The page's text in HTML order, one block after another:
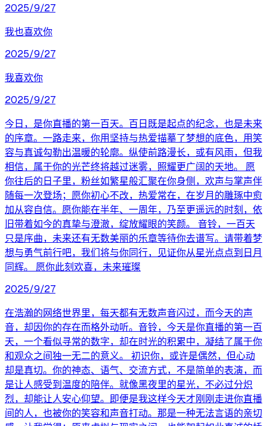
2025/9/27
我也喜欢你
2025/9/27
我喜欢你
2025/9/27
今日，是你直播的第一百天。百日既是起点的纪念，也是未来
的序章。一路走来，你用坚持与热爱描摹了梦想的底色，用笑
容与真诚勾勒出温暖的轮廓。纵使前路漫长，或有风雨，但我
相信，属于你的光芒终将越过迷雾，照耀更广阔的天地。 愿
你往后的日子里，粉丝如繁星般汇聚在你身侧，欢声与掌声伴
随每一次登场；愿你初心不改，热爱常在，在岁月的雕琢中愈
加从容自信。愿你能在半年、一周年，乃至更遥远的时刻，依
旧带着如今的真挚与澄澈，绽放耀眼的笑颜。 音铃，一百天
只是序曲，未来还有无数美丽的乐章等待你去谱写。请带着梦
想与勇气前行吧，我们将与你同行，见证你从星光点点到日月
同辉。 愿你此刻欢喜，未来璀璨
2025/9/27
在浩瀚的网络世界里，每天都有无数声音闪过，而今天的声
音，却因你的存在而格外动听。音铃，今天是你直播的第一百
天，一个看似寻常的数字，却在时光的积累中，凝结了属于你
和观众之间独一无二的意义。 初识你，或许是偶然，但心动
却是真切。你的神态、语气、交流方式，不是简单的表演，而
是让人感受到温度的陪伴。就像黑夜里的星光，不必过分炽
烈，却能让人安心仰望。即便是我这样今天才刚刚走进你直播
间的人，也被你的笑容和声音打动。那是一种无法言语的亲切